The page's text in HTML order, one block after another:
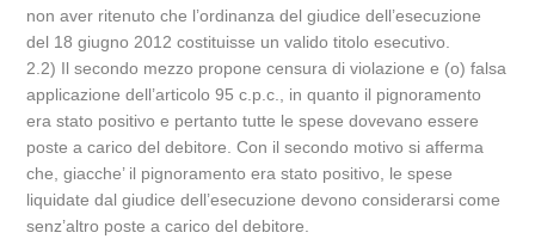
non aver ritenuto che l’ordinanza del giudice dell’esecuzione
del 18 giugno 2012 costituisse un valido titolo esecutivo.
2.2) Il secondo mezzo propone censura di violazione e (o) falsa
applicazione dell’articolo 95 c.p.c., in quanto il pignoramento
era stato positivo e pertanto tutte le spese dovevano essere
poste a carico del debitore. Con il secondo motivo si afferma
che, giacche’ il pignoramento era stato positivo, le spese
liquidate dal giudice dell’esecuzione devono considerarsi come
senz’altro poste a carico del debitore.